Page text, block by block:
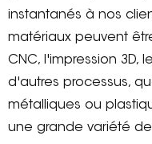
instantanés à nos
matériaux peuvent
CNC, l'impression 3D,
d'autres processus,
métalliques ou
une grande variété